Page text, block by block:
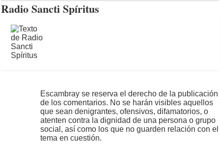
Radio Sancti Spíritus
Escambray se reserva el derecho de la publicación
de los comentarios. No se harán visibles aquellos
que sean denigrantes, ofensivos, difamatorios, o
atenten contra la dignidad de una persona o grupo
social, así como los que no guarden relación con el
tema en cuestión.